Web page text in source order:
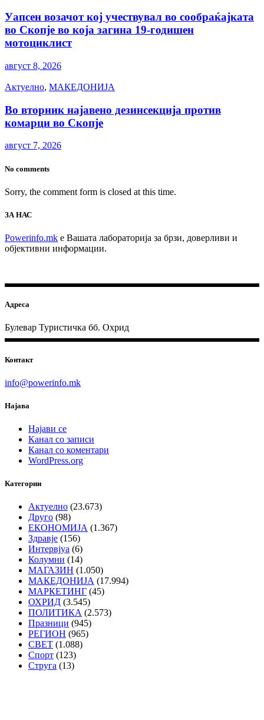
Уапсен возачот кој учествувал во сообраќајката
во Скопје во која загина 19-годишен
мотоциклист
август 8, 2026
Актуелно, МАКЕДОНИЈА
Во вторник најавено дезинсекција против
комарци во Скопје
август 7, 2026
No comments
Sorry, the comment form is closed at this time.
ЗА НАС
Powerinfo.mk e Вашата лабораторија за брзи, доверливи и
објективни информации.
Адреса
Булевар Туристичка бб. Охрид
Контакт
info@powerinfo.mk
Најава
Најави се
Канал со записи
Канал со коментари
WordPress.org
Категории
Актуелно (23.673)
Друго (98)
ЕКОНОМИЈА (1.367)
Здравје (156)
Интервјуа (6)
Колумни (14)
МАГАЗИН (1.050)
МАКЕДОНИЈА (17.994)
МАРКЕТИНГ (45)
ОХРИД (3.545)
ПОЛИТИКА (2.573)
Празници (945)
РЕГИОН (965)
СВЕТ (1.088)
Спорт (123)
Струга (13)